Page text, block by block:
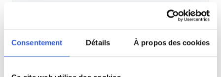
Consentement Détails À propos des cookies
Économie